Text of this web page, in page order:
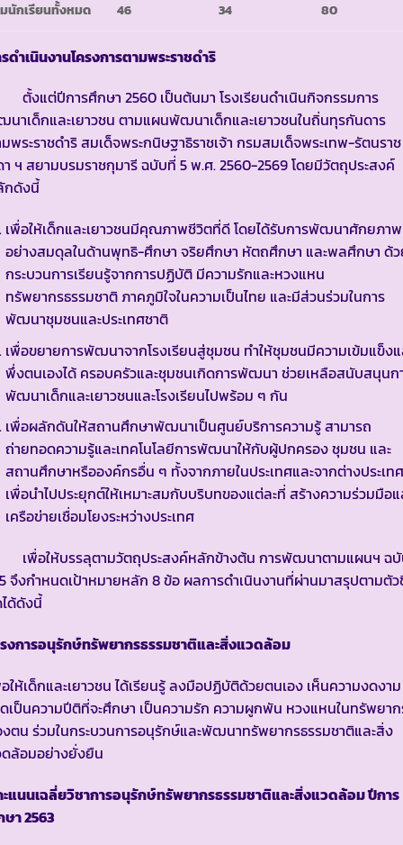
นักเรียนทั้งหมด 46 34 80
ดำเนินงานโครงการตามพระราชดำริ
ต่ปีการศึกษา 2560 เป็นต้นมา โรงเรียนดำเนินกิจกรรมการ
าเด็กและเยาวชน ตามแผนพัฒนาเด็กและเยาวชนในถิ่นทุรกันดาร
พระราชดำริ สมเด็จพระกนิษฐาธิราชเจ้า กรมสมเด็จพระเทพ-รัตนราช
ฯ สยามบรมราชกุมารี ฉบับที่ 5 พ.ศ. 2560-2569 โดยมีวัตถุประสงค์
กดังนี้
เพื่อให้เด็กและเยาวชนมีคุณภาพชีวิตที่ดี โดยได้รับการพัฒนาศักยภาพ
อย่างสมดุลในด้านพุทธิ-ศึกษา จริยศึกษา หัตถศึกษา และพลศึกษา ด้
กระบวนการเรียนรู้จากการปฏิบัติ มีความรักและหวงแหน
ทรัพยากรธรรมชาติ ภาคภูมิใจในความเป็นไทย และมีส่วนร่วมในการ
พัฒนาชุมชนและประเทศชาติ
เพื่อขยายการพัฒนาจากโรงเรียนสู่ชุมชน ทำให้ชุมชนมีความเข้มแข็งแ
พึ่งตนเองได้ ครอบครัวและชุมชนเกิดการพัฒนา ช่วยเหลือสนับสนุนก
พัฒนาเด็กและเยาวชนและโรงเรียนไปพร้อม ๆ กัน
เพื่อผลักดันให้สถานศึกษาพัฒนาเป็นศูนย์บริการความรู้ สามารถ
ถ่ายทอดความรู้และเทคโนโลยีการพัฒนาให้กับผู้ปกครอง ชุมชน และ
สถานศึกษาหรือองค์กรอื่น ๆ ทั้งจากภายในประเทศและจากต่างประเทศ
เพื่อนำไปประยุกต์ให้เหมาะสมกับบริบทของแต่ละที่ สร้างความร่วมมือแ
เครือข่ายเชื่อมโยงระหว่างประเทศ
อให้บรรลุตามวัตถุประสงค์หลักข้างต้น การพัฒนาตามแผนฯ ฉ
จึงกำหนดเป้าหมายหลัก 8 ข้อ ผลการดำเนินงานที่ผ่านมาสรุปตามตั
ด้ดังนี้
งการอนุรักษ์ทรัพยากรธรรมชาติและสิ่งแวดล้อม
ให้เด็กและเยาวชน ได้เรียนรู้ ลงมือปฏิบัติด้วยตนเอง เห็นความงดงาม
เป็นความปีติที่จะศึกษา เป็นความรัก ความผูกพัน หวงแหนในทรัพยา
ตน ร่วมในกระบวนการอนุรักษ์และพัฒนาทรัพยากรธรรมชาติและสิ่ง
ล้อมอย่างยั่งยืน
แนนเฉลี่ยวิชาการอนุรักษ์ทรัพยากรธรรมชาติและสิ่งแวดล้อม ปีการ
ษา2563